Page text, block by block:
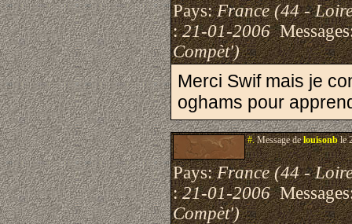
Pays:France (44 -
:21-01-2006
Compèt')
Merci Swif mais je
oghams pour
#.Message delouisonble
Pays:France (44 -
:21-01-2006
Compèt')